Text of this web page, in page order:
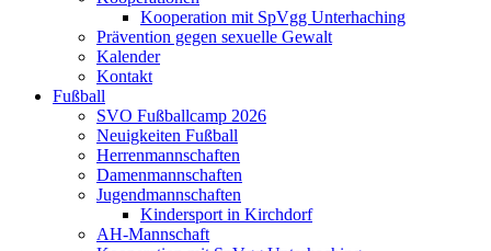
Kooperation mit SpVgg Unterhaching
Prävention gegen sexuelle Gewalt
Kalender
Kontakt
Fußball
SVO Fußballcamp 2026
Neuigkeiten Fußball
Herrenmannschaften
Damenmannschaften
Jugendmannschaften
Kindersport in Kirchdorf
AH-Mannschaft